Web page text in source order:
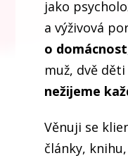
jako
a výživová
o domácnost
muž, dvě děti
nežijeme
Věnuji se
články,